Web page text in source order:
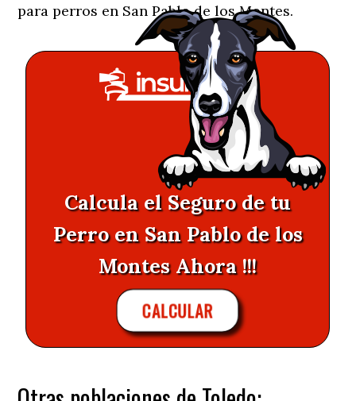
para perros en San Pablo de los Montes.
Calcula el Seguro de tu
Perro en San Pablo de los
Montes Ahora !!!
CALCULAR